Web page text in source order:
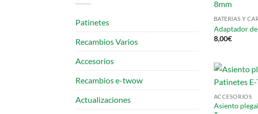
Patinetes
Recambios Varios
Accesorios
Recambios e-twow
Actualizaciones
BATERÍAS Y
Adaptador
8,00€
ACCESORIOS
Asiento